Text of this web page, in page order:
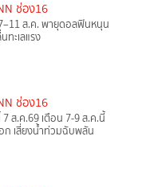
ช่อง16
ส.ค. พายุดอลฟินหนุน
ะเลแรง
ช่อง16
ส.ค.69 เตือน 7-9 ส.ค.นี้
ก เสี่ยงน้ำท่วมฉับพลัน